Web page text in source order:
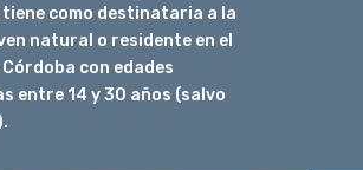
como destinataria a la
natural o residente en el
con edades
entre 14 y 30 años (salvo